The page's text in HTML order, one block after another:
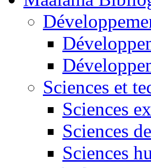
Sciences et
Sciences
Sciences
Sciences